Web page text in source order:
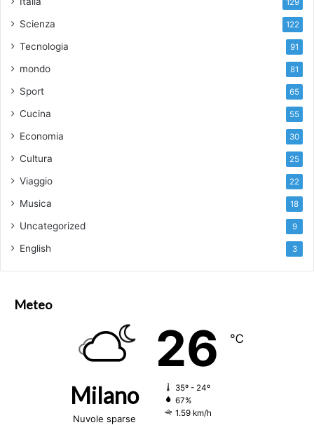
129
Scienza 122
Tecnologia 91
mondo 81
Sport 65
Cucina 55
Economia 30
Cultura 25
Viaggio 22
Musica 18
Uncategorized 9
English 3
Meteo
Milano
Nuvole sparse
26 ℃
35º - 24º
67%
1.59 km/h